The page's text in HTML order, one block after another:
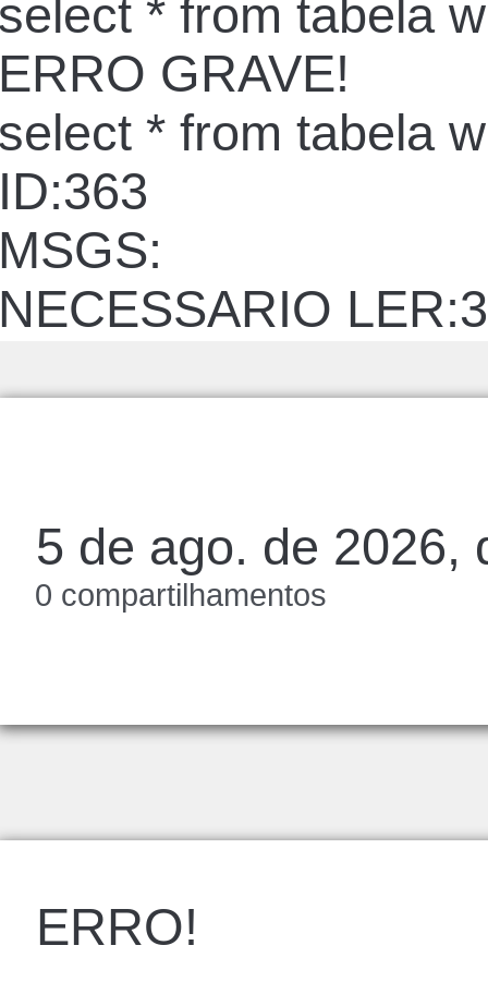
* from tabela
GRAVE!
* from tabela
5 de ago. de 2026,
0 compartilhamentos
ERRO!